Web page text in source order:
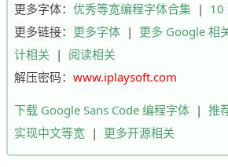
更多字体： 优秀等宽编程字体合集 | 10
更多链接： 更多字体 | 更多 Google 相
计相关 | 阅读相关
解压密码： www.iplaysoft.com
下载 Google Sans Code 编程字体 | 推
实现中文等宽 | 更多开源相关